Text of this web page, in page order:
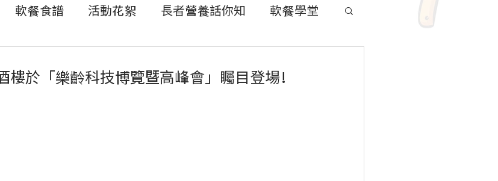
軟餐食譜 活動花絮 長者營養話你知 軟餐學堂
樓於「樂齡科技博覽暨高峰會」矚目登場！